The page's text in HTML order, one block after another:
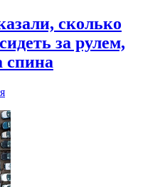
сколько
за рулем,
спина